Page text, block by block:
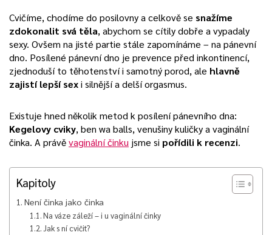
Cvičíme, chodíme do posilovny a celkově se snažíme
zdokonalit svá těla, abychom se cítily dobře a vypadaly
sexy. Ovšem na jisté partie stále zapomínáme – na pánevní
dno. Posílené pánevní dno je prevence před inkontinencí,
zjednoduší to těhotenství i samotný porod, ale hlavně
zajistí lepší sexi silnější a delší orgasmus.
Existuje hned několik metod k posílení pánevního dna:
Kegelovy cviky, ben wa balls, venušiny kuličky a vaginální
činka. A právěvaginální činku jsme si pořídili k recenzi.
Kapitoly
Není činka jako činka
Na váze záleží – i u vaginální činky
Jak s ní cvičit?